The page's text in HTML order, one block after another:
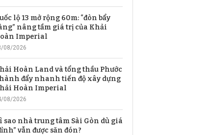
lộ 13 mở rộng 60m: “đòn bẩy
nâng tầm giá trị của Khải
Imperial
08/2026
Hoàn Land và tổng thầu Phước
đẩy nhanh tiến độ xây dựng
Hoàn Imperial
08/2026
sao nhà trung tâm Sài Gòn dù giá
vẫn được săn đón?